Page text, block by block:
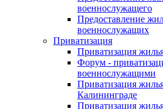
военнослужащего
Предоставление
военнослужащих
Приватизация
Приватизация
Форум -
военнослужащими
Приватизация
Калининграде
Приватизация